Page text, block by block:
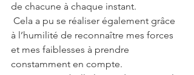
de chacune à chaque instant.
à l’humilité de reconnaître mes forces
et mes faiblesses à prendre
constamment en compte.